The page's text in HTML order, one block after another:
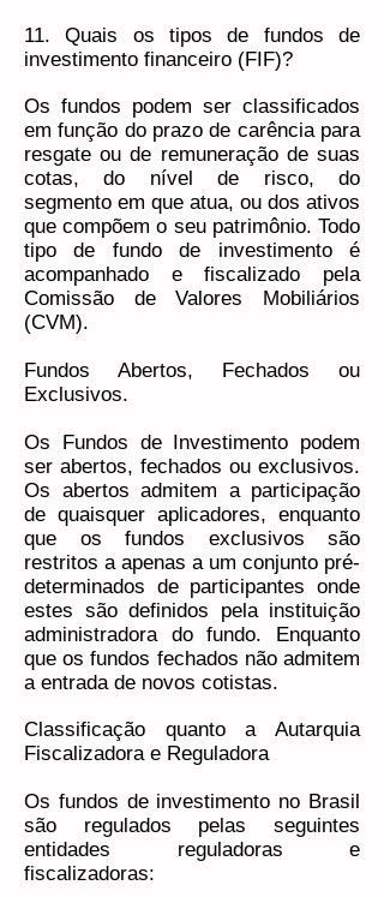
11. Quais os tipos de fundos de
investimento financeiro (FIF)?
Os fundos podem ser classificados
em função do prazo de carência para
resgate ou de remuneração de suas
cotas, do nível de risco, do
segmento em que atua, ou dos ativos
que compõem o seu patrimônio. Todo
tipo de fundo de investimento é
acompanhado e fiscalizado pela
Comissão de Valores Mobiliários
(CVM).
Fundos Abertos, Fechados ou
Exclusivos.
Os Fundos de Investimento podem
ser abertos, fechados ou exclusivos.
Os abertos admitem a participação
de quaisquer aplicadores, enquanto
que os fundos exclusivos são
restritos a apenas a um conjunto pré-
determinados de participantes onde
estes são definidos pela instituição
administradora do fundo. Enquanto
que os fundos fechados não admitem
a entrada de novos cotistas.
Classificação quanto a Autarquia
Fiscalizadora e Reguladora
Os fundos de investimento no Brasil
são regulados pelas seguintes
entidades reguladoras e
fiscalizadoras: